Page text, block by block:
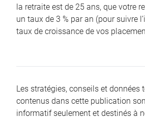
la retraite est de 25 ans, que votre
un taux de 3 % par an (pour suivre
taux de croissance de vos
Les stratégies, conseils et données
contenus dans cette publication
informatif seulement et destinés à